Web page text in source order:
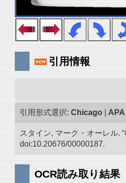
引用情報
引用形式選択: Chicago APA
スタイン, マーク・オーレル.
doi:10.20676/00000187.
OCR読み取り結果